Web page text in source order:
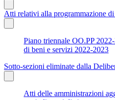
Atti relativi alla programmazione
Piano triennale OO.PP
di beni e servizi 2022-2023
Sotto-sezioni eliminate dalla
Atti delle amministrazioni